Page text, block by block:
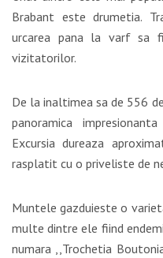
Brabant este drumetia.
urcarea pana la varf sa
vizitatorilor.
De la inaltimea sa de 556
panoramica
Excursia dureaza
rasplatit cu o priveliste de
Muntele gazduieste o
multe dintre ele fiind
numara ,,Trochetia